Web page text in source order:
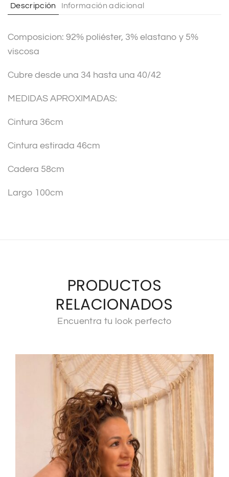
i
e
:
Descripción Información adicional
Composicion: 92% poliéster, 3% elastano y 5%
viscosa
Cubre desde una 34 hasta una 40/42
MEDIDAS APROXIMADAS:
Cintura 36cm
Cintura estirada 46cm
Cadera 58cm
Largo 100cm
PRODUCTOS
RELACIONADOS
Encuentra tu look perfecto